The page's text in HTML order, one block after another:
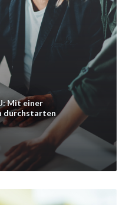
Mit einer
durchstarten